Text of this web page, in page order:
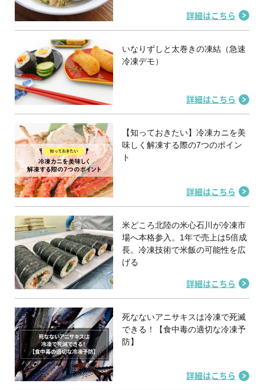
詳細はこちら
いなりずしと太巻きの凍結（急速
冷凍デモ）
詳細はこちら
【知っておきたい】冷凍カニを美
味しく解凍する際の7つのポイン
ト
詳細はこちら
米どころ北陸の米心石川が冷凍市
場へ本格参入。1年で売上は5倍成
長。冷凍技術で米飯の可能性を広
げる
詳細はこちら
死なないアニサキスは冷凍で死滅
できる！【食中毒の適切な冷凍予
防】
詳細はこちら